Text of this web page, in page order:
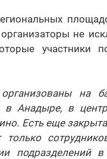
не
участники
на
в Анадыре, в
Есть еще
подразделений